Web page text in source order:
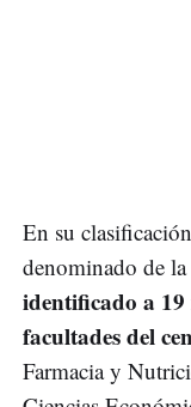
En su
denominado de
identificado a 19
facultades del
Farmacia y